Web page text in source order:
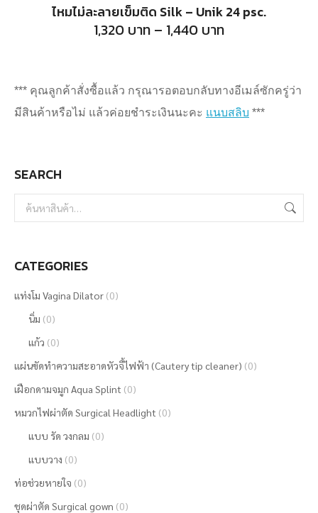
The
on
the
ไหมไม่ละลายเข็มติด Silk – Unik 24 psc.
1,320 บาท – 1,440 บาทPrice
range:
1,440
บาท
*** คุณลูกค้าสั่งซื้อแล้ว กรุณารอตอบกลับทางอีเมล์ซักครู่ว่า
มีสินค้าหรือไม่ แล้วค่อยชำระเงินนะคะ แนบสลิบ ***
SEARCH
CATEGORIES
แท่งโม Vagina Dilator (0)
นิ่ม (0)
แก้ว (0)
แผ่นขัดทำความสะอาดหัวจี้ไฟฟ้า (Cautery tip cleaner) (0)
เฝือกดามจมูก Aqua Splint (0)
หมวกไฟผ่าตัด Surgical Headlight (0)
แบบ รัด วงกลม (0)
แบบวาง (0)
ท่อช่วยหายใจ (0)
ชุดผ่าตัด Surgical gown (0)